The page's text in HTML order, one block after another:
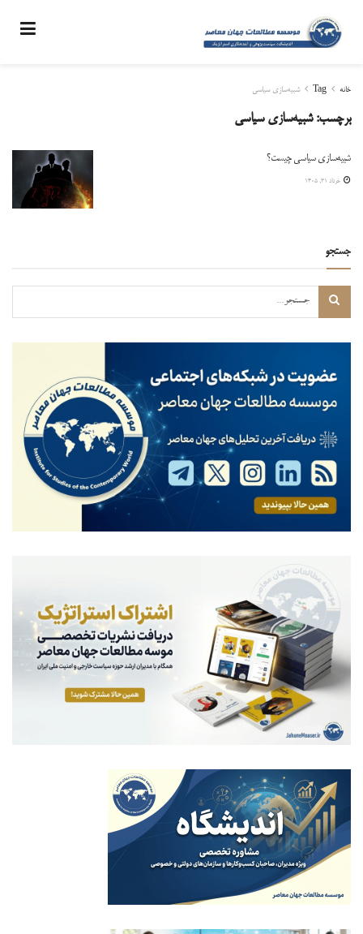
خانه Tag شبیه‌سازی سیاسی
برچسب:شبیه‌سازی سیاسی
شبیه‌سازی سیاسی چیست؟
خرداد ۳۱, ۱۴۰۵
جستجو